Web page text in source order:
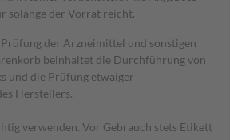
solange der Vorrat reicht.
der Arzneimittel und sonstigen
beinhaltet die Durchführung von
und die Prüfung etwaiger
Herstellers.
verwenden. Vor Gebrauch stets Etikett